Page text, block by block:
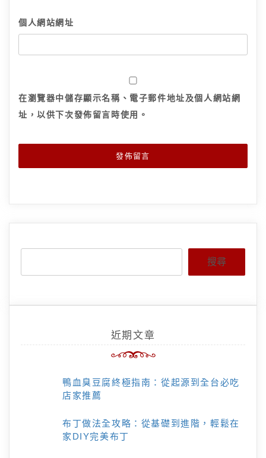
個人網站網址
在瀏覽器中儲存顯示名稱、電子郵件地址及個人網站網
址，以供下次發佈留言時使用。
搜尋
近期文章
鴨血臭豆腐終極指南：從起源到全台必吃
店家推薦
布丁做法全攻略：從基礎到進階，輕鬆在
家DIY完美布丁